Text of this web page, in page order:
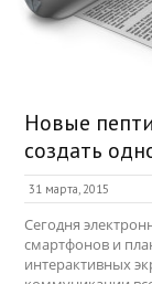
Новые
создать
31 марта, 2015
Сегодня
смартфонов и
интерактивных